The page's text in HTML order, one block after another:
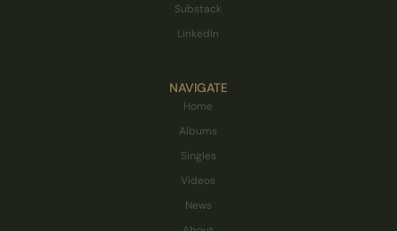
Substack
LinkedIn
NAVIGATE
Home
Albums
Singles
Videos
News